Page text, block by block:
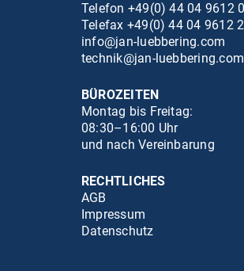
Telefon +49(0) 44 04 9612 0
Telefax +49(0) 44 04 9612
info@jan-luebbering.com
technik@jan-luebbering.com
BÜROZEITEN
Montag bis Freitag:
08:30–16:00 Uhr
und nach Vereinbarung
RECHTLICHES
AGB
Impressum
Datenschutz